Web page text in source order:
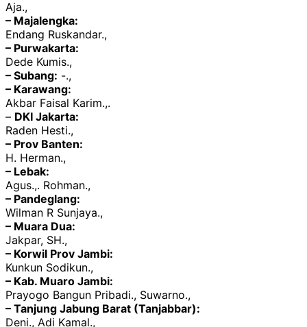
Aja.,
– Majalengka:
Endang Ruskandar.,
– Purwakarta:
Dede Kumis.,
– Subang: -.,
– Karawang:
Akbar Faisal Karim.,.
– DKI Jakarta:
Raden Hesti.,
– Prov Banten:
H. Herman.,
– Lebak:
Agus.,. Rohman.,
– Pandeglang:
Wilman R Sunjaya.,
– Muara Dua:
Jakpar, SH.,
– Korwil Prov Jambi:
Kunkun Sodikun.,
– Kab. Muaro Jambi:
Prayogo Bangun Pribadi., Suwarno.,
– Tanjung Jabung Barat (Tanjabbar):
Deni., Adi Kamal.,